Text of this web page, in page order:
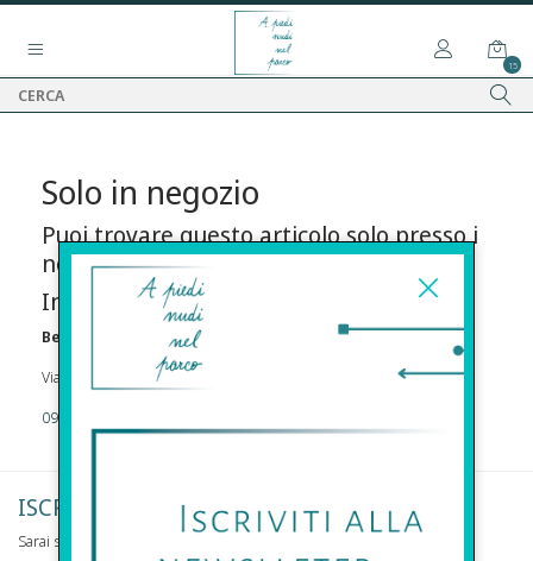
15
Solo in negozio
Puoi trovare questo articolo solo presso i
nostri punti vendita:
Info contatti
Before s.r.l.s.
Via Della Maestranza , 23 96100 Siracusa
09311962373
ISCRIVITI ALLA NEWSLETTER
Sarai sempre aggiornato su offerte e promozioni.